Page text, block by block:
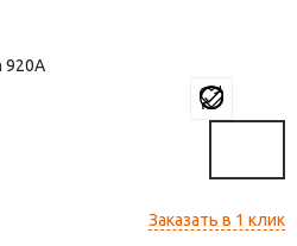
920
Заказать в 1 клик